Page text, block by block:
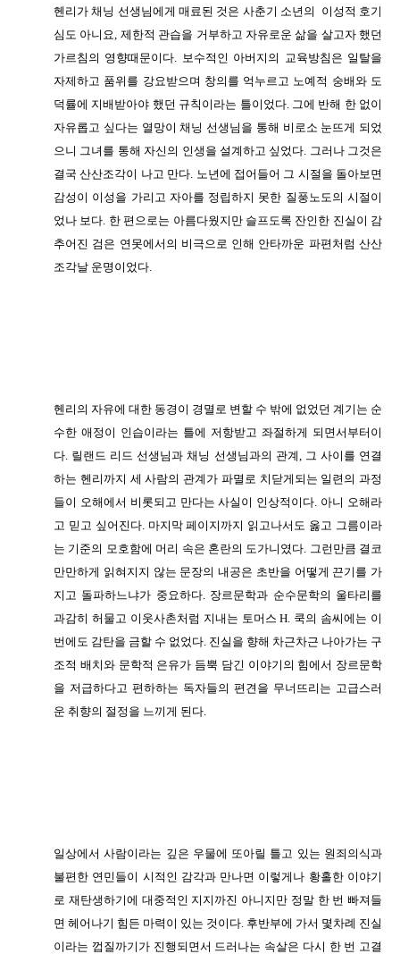
헨리가 채닝 선생님에게 매료된 것은 사춘기 소년의
이성적 호기
심도 아니요, 제한적 관습을 거부하고 자유로운 삶을 살고자 했던
가르침의 영향때문이다. 보수적인 아버지의 교육방침은 일탈을
자제하고 품위를 강요받으며 창의를 억누르고 노예적 숭배와 도
덕률에 지배받아야 했던 규칙이라는 틀이었다. 그에 반해 한 없이
자유롭고 싶다는 열망이 채닝 선생님을 통해 비로소 눈뜨게 되었
으니 그녀를 통해 자신의 인생을 설계하고 싶었다. 그러나 그것은
결국 산산조각이 나고 만다. 노년에 접어들어 그 시절을 돌아보면
감성이 이성을 가리고 자아를 정립하지 못한 질풍노도의 시절이
었나 보다. 한 편으로는 아름다웠지만 슬프도록 잔인한 진실이 감
추어진 검은 연못에서의 비극으로 인해 안타까운 파편처럼 산산
조각날 운명이었다.
헨리의 자유에 대한 동경이 경멸로 변할 수 밖에 없었던 계기는 순
수한 애정이 인습이라는 틀에 저항받고 좌절하게 되면서부터이
다. 릴랜드 리드 선생님과채닝 선생님과의 관계, 그 사이를 연결
하는 헨리까지 세 사람의 관계가 파멸로 치닫게되는 일련의 과정
들이 오해에서 비롯되고 만다는 사실이 인상적이다. 아니 오해라
고 믿고 싶어진다. 마지막 페이지까지 읽고나서도 옳고 그름이라
는 기준의 모호함에 머리 속은 혼란의 도가니였다. 그런만큼 결코
만만하게 읽혀지지 않는 문장의 내공은 초반을 어떻게 끈기를 가
지고 돌파하느냐가 중요하다. 장르문학과 순수문학의 울타리를
과감히 허물고 이웃사촌처럼 지내는 토머스 H. 쿡의 솜씨에는 이
번에도 감탄을 금할 수 없었다. 진실을 향해 차근차근 나아가는 구
조적 배치와 문학적 은유가 듬뿍 담긴 이야기의 힘에서 장르문학
을 저급하다고 편하하는 독자들의 편견을 무너뜨리는 고급스러
운 취향의 절정을 느끼게 된다.
일상에서 사람이라는 깊은 우물에 또아릴 틀고 있는 원죄의식과
불편한 연민들이 시적인 감각과 만나면 이렇게나 황홀한 이야기
로 재탄생하기에 대중적인 지지까진 아니지만 정말 한 번 빠져들
면 헤어나기 힘든 마력이 있는 것이다. 후반부에 가서 몇차례 진실
이라는 껍질까기가 진행되면서 드러나는 속살은 다시 한 번 고결